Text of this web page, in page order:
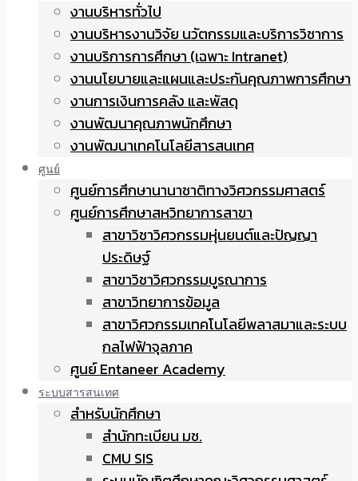
งานบริหารทั่วไป
งานบริหารงานวิจัย นวัตกรรมและบริการวิชาการ
งานบริการการศึกษา (เฉพาะ Intranet)
งานนโยบายและแผนและประกันคุณภาพการศึกษา
งานการเงินการคลัง และพัสดุ
งานพัฒนาคุณภาพนักศึกษา
งานพัฒนาเทคโนโลยีสารสนเทศ
ศูนย์
ศูนย์การศึกษานานาชาติทางวิศวกรรมศาสตร์
ศูนย์การศึกษาสหวิทยาการสาขา
สาขาวิชาวิศวกรรมหุ่นยนต์และปัญญา
ประดิษฐ์
สาขาวิชาวิศวกรรมบูรณาการ
สาขาวิทยาการข้อมูล
สาขาวิศวกรรมเทคโนโลยีพลาสมาและระบบ
กลไฟฟ้าจุลภาค
ศูนย์ Entaneer Academy
ระบบสารสนเทศ
สำหรับนักศึกษา
สำนักทะเบียน มช.
CMU SIS